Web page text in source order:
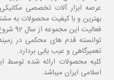
عرصه ابزار آلات تخصصی
بهترین و با کیفیت محصولات به
توانسته قدم های محکمی در
تعمیرگاهی و عیب یابی بردارد.
کلیه محصولات ارائه شده توسط
اسلامی ایران میباشد.